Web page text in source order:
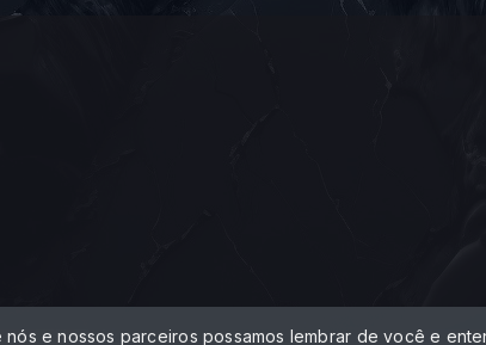
e nossos parceiros possamos lembrar de você e